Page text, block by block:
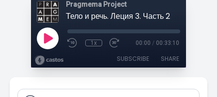
Pragmema Project
Тело и речь. Леция 3. Часть 2
1x 00:00 / 00:33:10
SUBSCRIBE SHARE